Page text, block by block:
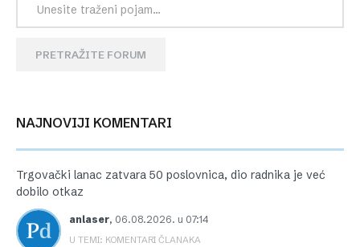
PRETRAŽITE FORUM
NAJNOVIJI KOMENTARI
Trgovački lanac zatvara 50 poslovnica, dio radnika je već
dobilo otkaz
anlaser, 06.08.2026. u 07:14
U TEMI: KOMENTARI ČLANAKA